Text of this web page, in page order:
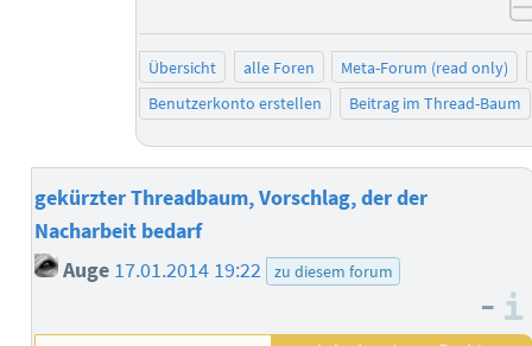
Übersicht alle Foren
Meta-Forum (read only)
Benutzerkonto erstellen
Beitrag im Thread-Baum
gekürzter Threadbaum, Vorschlag, der der
Nacharbeit bedarf
Auge 17.01.2014 19:22 zu diesem forum
–